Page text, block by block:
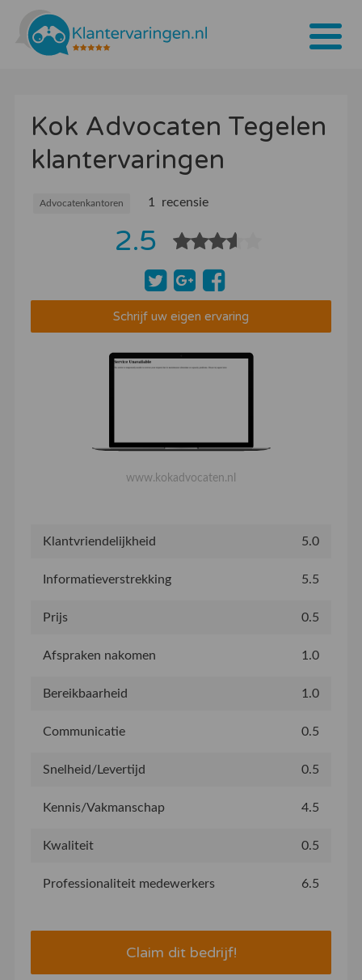
Tarieven
Bedrijven
Over ons
Kok Advocaten Tegelen
klantervaringen
Advocatenkantoren 1 recensie
2.5
Schrijf uw eigen ervaring
www.kokadvocaten.nl
Klantvriendelijkheid 5.0
Informatieverstrekking 5.5
Prijs 0.5
Afspraken nakomen 1.0
Bereikbaarheid 1.0
Communicatie 0.5
Snelheid/Levertijd 0.5
Kennis/Vakmanschap 4.5
Kwaliteit 0.5
Professionaliteit medewerkers 6.5
Claim dit bedrijf!